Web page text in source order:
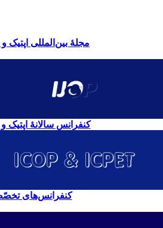
مجلۀ بین‌المللی اپتیک و
کنفرانس سالانۀ اپتیک و
کنفرانس‌های